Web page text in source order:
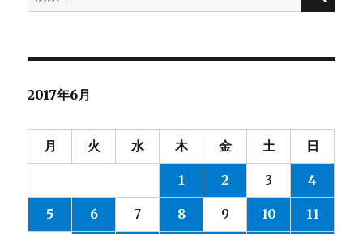
索
象:
2017年6月
月 火 水 木 金 土 日
1 2 3 4
5 6 7 8 9 10 11